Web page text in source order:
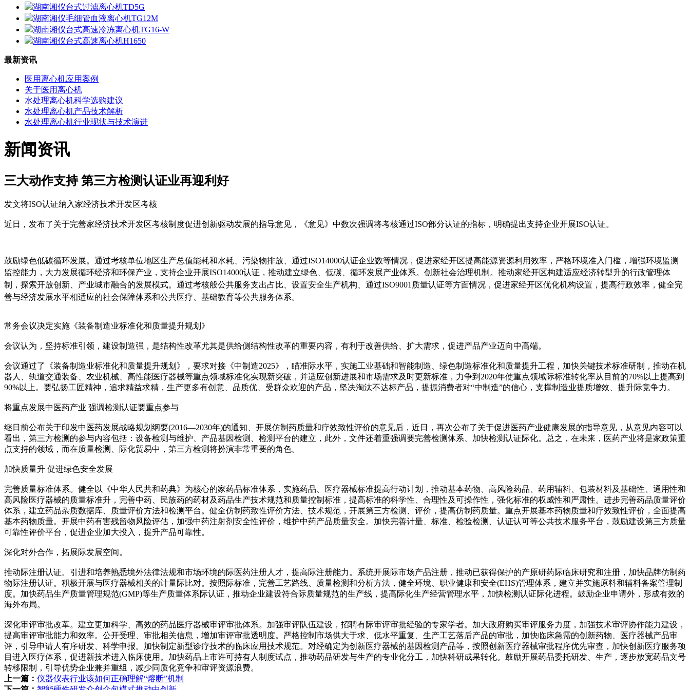
湖南湘仪台式过滤离心机TD5G
湖南湘仪毛细管血液离心机TG12M
湖南湘仪台式高速冷冻离心机TG16-W
湖南湘仪台式高速离心机H1650
最新资讯
医用离心机应用案例
关于医用离心机
水处理离心机科学选购建议
水处理离心机产品技术解析
水处理离心机行业现状与技术演进
新闻资讯
三大动作支持 第三方检测认证业再迎利好
发文将ISO认证纳入家经济技术开发区考核
近日，发布了关于完善家经济技术开发区考核制度促进创新驱动发展的指导意见，《意见》中数次强调将考核通过ISO部分认证的指标，明确提出支持企业开展ISO认证。
鼓励绿色低碳循环发展。通过考核单位地区生产总值能耗和水耗、污染物排放、通过ISO14000认证企业数等情况，促进家经开区提高能源资源利用效率，严格环境准入门槛，增强环境监测
监控能力，大力发展循环经济和环保产业，支持企业开展ISO14000认证，推动建立绿色、低碳、循环发展产业体系。 创新社会治理机制。推动家经开区构建适应经济转型升的行政管理体
制，探索开放创新、产业城市融合的发展模式。通过考核般公共服务支出占比、设置安全生产机构、通过ISO9001质量认证等方面情况，促进家经开区优化机构设置，提高行政效率，健全完
善与经济发展水平相适应的社会保障体系和公共医疗、基础教育等公共服务体系。
常务会议决定实施《装备制造业标准化和质量提升规划》
会议认为，坚持标准引领，建设制造强，是结构性改革尤其是供给侧结构性改革的重要内容，有利于改善供给、扩大需求，促进产品产业迈向中高端。
会议通过了《装备制造业标准化和质量提升规划》，要求对接《中制造2025》，瞄准际水平，实施工业基础和智能制造、绿色制造标准化和质量提升工程，加快关键技术标准研制，推动在机
器人、轨道交通装备、农业机械、高性能医疗器械等重点领域标准化实现新突破，并适应创新进展和市场需求及时更新标准，力争到2020年使重点领域际标准转化率从目前的70%以上提高到
90%以上。要弘扬工匠精神，追求精益求精，生产更多有创意、品质优、受群众欢迎的产品，坚决淘汰不达标产品，提振消费者对“中制造”的信心，支撑制造业提质增效、提升际竞争力。
将重点发展中医药产业 强调检测认证要重点参与
继日前公布关于印发中医药发展战略规划纲要(2016—2030年)的通知、开展仿制药质量和疗效致性评价的意见后，近日，再次公布了关于促进医药产业健康发展的指导意见，从意见内容可以
看出，第三方检测的参与内容包括：设备检测与维护、产品基因检测、检测平台的建立，此外，文件还着重强调要完善检测体系、加快检测认证际化。总之，在未来，医药产业将是家政策重
点支持的领域，而在质量检测、际化贸易中，第三方检测将扮演非常重要的角色。
加快质量升 促进绿色安全发展
完善质量标准体系。健全以《中华人民共和药典》为核心的家药品标准体系，实施药品、医疗器械标准提高行动计划，推动基本药物、高风险药品、药用辅料、包装材料及基础性、通用性和
高风险医疗器械的质量标准升，完善中药、民族药的药材及药品生产技术规范和质量控制标准，提高标准的科学性、合理性及可操作性，强化标准的权威性和严肃性。进步完善药品质量评价
体系，建立药品杂质数据库、质量评价方法和检测平台。健全仿制药致性评价方法、技术规范，开展第三方检测、评价，提高仿制药质量。重点开展基本药物质量和疗效致性评价，全面提高
基本药物质量。开展中药有害残留物风险评估，加强中药注射剂安全性评价，维护中药产品质量安全。加快完善计量、标准、检验检测、认证认可等公共技术服务平台，鼓励建设第三方质量
可靠性评价平台，促进企业加大投入，提升产品可靠性。
深化对外合作，拓展际发展空间。
推动际注册认证。引进和培养熟悉境外法律法规和市场环境的际医药注册人才，提高际注册能力。系统开展际市场产品注册，推动已获得保护的产原研药际临床研究和注册，加快品牌仿制药
物际注册认证。积极开展与医疗器械相关的计量际比对。按照际标准，完善工艺路线、质量检测和分析方法，健全环境、职业健康和安全(EHS)管理体系，建立并实施原料和辅料备案管理制
度。加快药品生产质量管理规范(GMP)等生产质量体系际认证，推动企业建设符合际质量规范的生产线，提高际化生产经营管理水平，加快检测认证际化进程。鼓励企业申请外，形成有效的
海外布局。
深化审评审批改革。建立更加科学、高效的药品医疗器械审评审批体系。加强审评队伍建设，招聘有际审评审批经验的专家学者。加大政府购买审评服务力度，加强技术审评协作能力建设，
提高审评审批能力和效率。公开受理、审批相关信息，增加审评审批透明度。严格控制市场供大于求、低水平重复、生产工艺落后产品的审批，加快临床急需的创新药物、医疗器械产品审
评，引导申请人有序研发、科学申报。加快制定新型诊疗技术的临床应用技术规范。对经确定为创新医疗器械的基因检测产品等，按照创新医疗器械审批程序优先审查，加快创新医疗服务项
目进入医疗体系，促进新技术进入临床使用。加快药品上市许可持有人制度试点，推动药品研发与生产的专业化分工，加快科研成果转化。鼓励开展药品委托研发、生产，逐步放宽药品文号
转移限制，引导优势企业兼并重组，减少同质化竞争和审评资源浪费。
上一篇： 仪器仪表行业该如何正确理解“熔断”机制